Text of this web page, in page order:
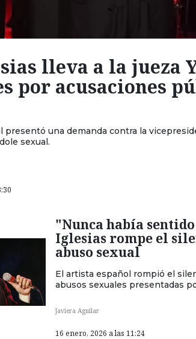
lleva a la jueza
por acusaciones
presentó una demanda contra la
sexual.
"Nunca había
Iglesias rompe el
abuso sexual
El artista español rompió el
abusos sexuales presentadas
Javiera Aguilar
16 enero, 2026 a las 11:24